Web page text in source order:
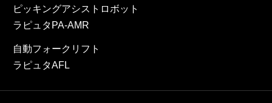
ピッキングアシストロボット
ラピュタPA-AMR
自動フォークリフト
ラピュタAFL